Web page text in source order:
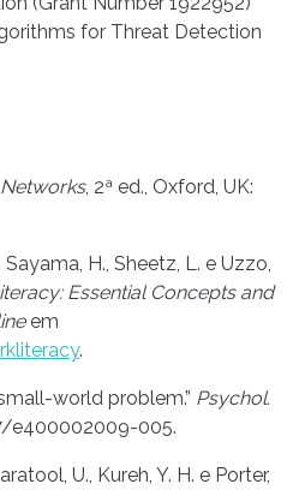
for Threat Detection
Networks, 2ª ed., Oxford, UK:
Sayama, H., Sheetz, L. e Uzzo,
Essential Concepts and
em
.
world problem.” Psychol.
e400002009-005.
U., Kureh, Y. H. e Porter,